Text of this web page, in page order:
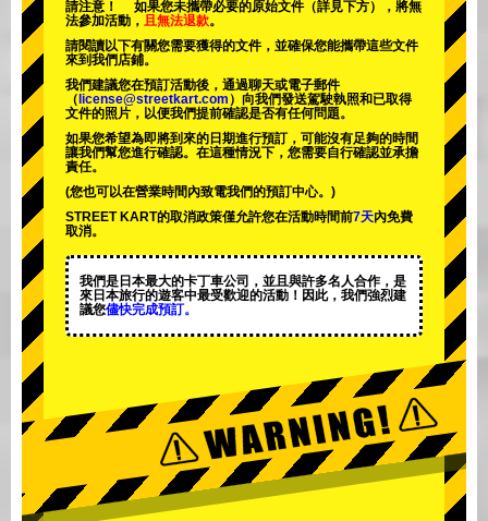
東京 淺草
沖繩
請注意！ 如果您未攜帶必要的原始文件（詳見下方），將無
法參加活動， 且無法退款。
請閱讀以下有關您需要獲得的文件，並確保您能攜帶這些文件
來到我們店鋪。
我們建議您在預訂活動後，通過聊天或電子郵件
（ license@streetkart.com ）向我們發送駕駛執照和已取得
文件的照片，以便我們提前確認是否有任何問題。
如果您希望為即將到來的日期進行預訂，可能沒有足夠的時間
讓我們幫您進行確認。在這種情況下，您需要自行確認並承擔
責任。
(您也可以在營業時間內致電我們的預訂中心。)
STREET KART的取消政策僅允許您在活動時間前7天內免費
取消。
我們是日本最大的卡丁車公司，並且與許多名人合作，是
來日本旅行的遊客中最受歡迎的活動 ！因此，我們強烈建
議您儘快完成預訂。